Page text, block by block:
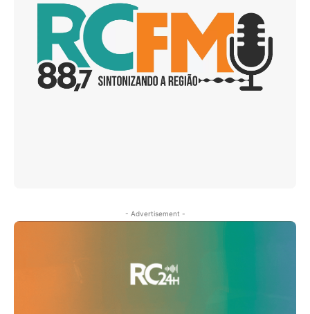
- Advertisement -